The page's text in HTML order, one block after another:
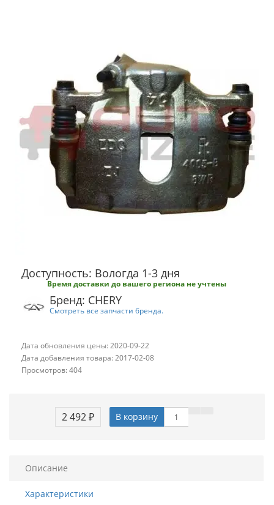
Доступность: Вологда 1-3 дня
Время доставки до вашего региона не учтены
Бренд: CHERY
Смотреть все запчасти бренда.
Дата обновления цены: 2020-09-22
Дата добавления товара: 2017-02-08
Просмотров: 404
2 492 ₽ В корзину
Описание
Характеристики